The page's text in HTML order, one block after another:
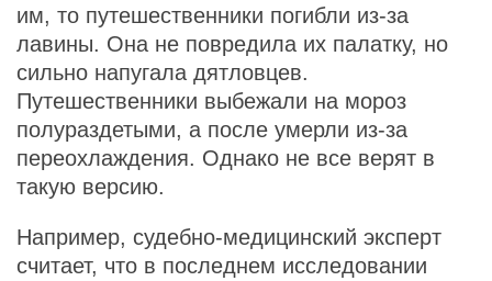
им, то путешественники погибли из-за
лавины. Она не повредила их палатку, но
сильно напугала дятловцев.
Путешественники выбежали на мороз
полураздетыми, а после умерли из-за
переохлаждения. Однако не все верят в
такую версию.
Например, судебно-медицинский эксперт
считает, что в последнем исследовании